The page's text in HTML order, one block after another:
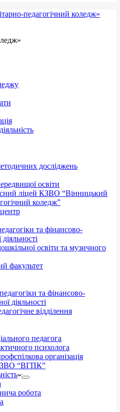
досліджень
освіти
ліцей КЗВО “Вінницький
коледж”
та фінансово-
освіти та музичного
факультет
та фінансово-
діяльності
відділення
педагога
психолога
організація
“ВГПК”
робота